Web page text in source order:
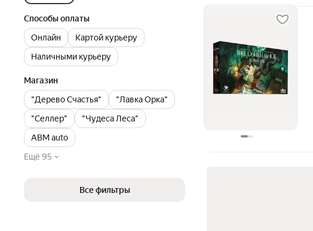
Способы оплаты
Онлайн
Картой курьеру
Наличными курьеру
Магазин
"Дерево Счастья"
"Лавка Орка"
"Селлер"
"Чудеса Леса"
ABM auto
Ещё 95
Все фильтры